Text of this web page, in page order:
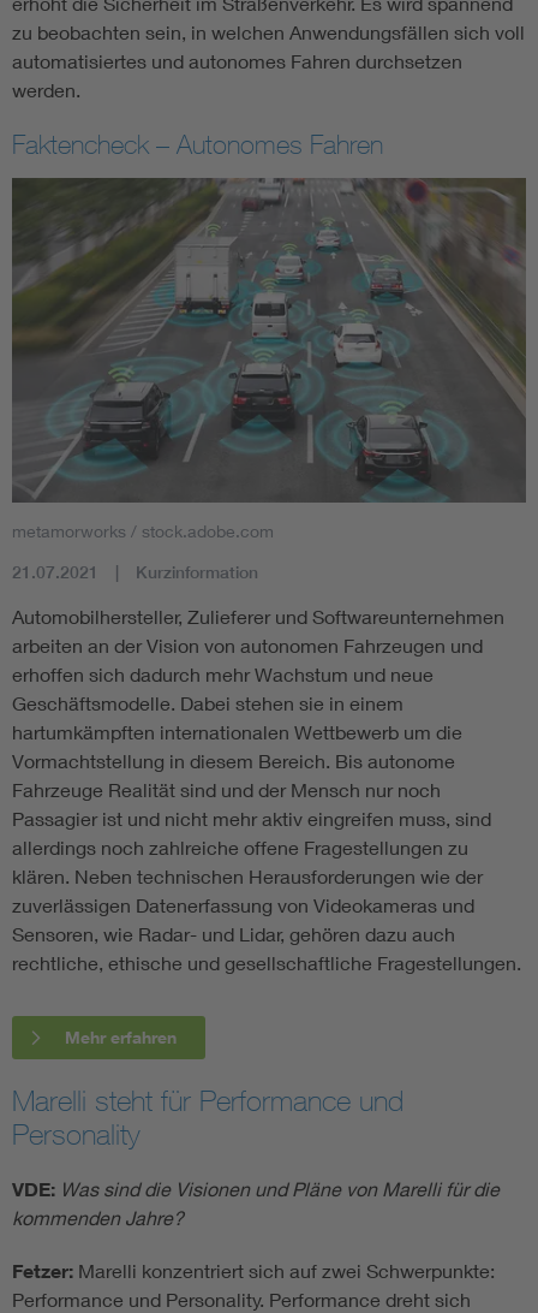
zu beobachten sein, in welchen Anwendungsfällen sich voll
automatisiertes und autonomes Fahren durchsetzen
werden.
Faktencheck – Autonomes Fahren
metamorworks / stock.adobe.com
21.07.2021 Kurzinformation
Automobilhersteller, Zulieferer und Softwareunternehmen
arbeiten an der Vision von autonomen Fahrzeugen und
erhoffen sich dadurch mehr Wachstum und neue
Geschäftsmodelle. Dabei stehen sie in einem
hartumkämpften internationalen Wettbewerb um die
Vormachtstellung in diesem Bereich. Bis autonome
Fahrzeuge Realität sind und der Mensch nur noch
Passagier ist und nicht mehr aktiv eingreifen muss, sind
allerdings noch zahlreiche offene Fragestellungen zu
klären. Neben technischen Herausforderungen wie der
zuverlässigen Datenerfassung von Videokameras und
Sensoren, wie Radar- und Lidar, gehören dazu auch
rechtliche, ethische und gesellschaftliche Fragestellungen.
Mehr erfahren
Marelli steht für Performance und
Personality
VDE: Was sind die Visionen und Pläne von Marelli für die
kommenden Jahre?
Fetzer: Marelli konzentriert sich auf zwei Schwerpunkte:
Performance und Personality. Performance dreht sich